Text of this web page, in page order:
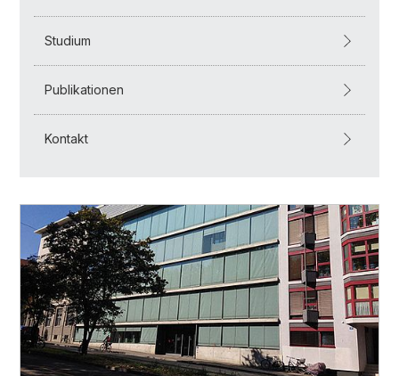
Studium
Publikationen
Kontakt